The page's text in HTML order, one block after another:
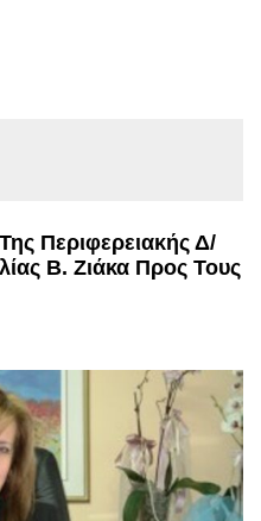
Περιφερειακής Δ/
Β. Ζιάκα Προς Τους